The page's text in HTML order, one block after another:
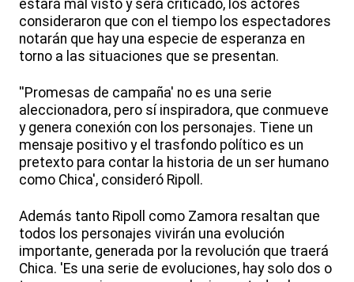
estará mal visto y será criticado, los actores
consideraron que con el tiempo los espectadores
notarán que hay una especie de esperanza en
torno a las situaciones que se presentan.
''Promesas de campaña' no es una serie
aleccionadora, pero sí inspiradora, que conmueve
y genera conexión con los personajes. Tiene un
mensaje positivo y el trasfondo político es un
pretexto para contar la historia de un ser humano
como Chica', consideró Ripoll.
Además tanto Ripoll como Zamora resaltan que
todos los personajes vivirán una evolución
importante, generada por la revolución que traerá
Chica. 'Es una serie de evoluciones, hay solo dos o